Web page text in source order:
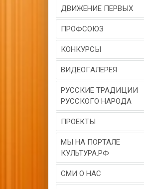
ДВИЖЕНИЕ ПЕРВЫХ
ПРОФСОЮЗ
КОНКУРСЫ
ВИДЕОГAЛЕРЕЯ
РУССКИЕ ТРАДИЦИИ
РУССКОГО НАРОДА
ПРОЕКТЫ
МЫ НА ПОРТАЛЕ
КУЛЬТУРА.РФ
СМИ О НАС